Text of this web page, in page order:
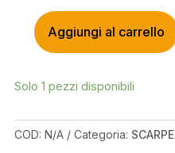
ADIDAS
TRAILCROSS
CORE
BLACK/GREY
Aggiungi al carrello
Solo 1 pezzi disponibili
COD: N/A Categoria: SCARPE